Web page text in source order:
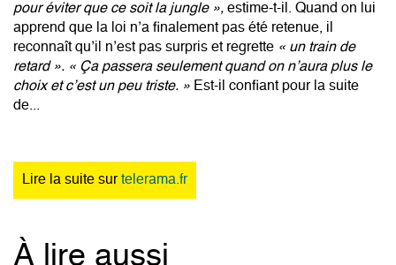
pour éviter que ce soit la jungle », estime-t-il. Quand on lui
apprend que la loi n’a finalement pas été retenue, il
reconnaît qu’il n’est pas surpris et regrette « un train de
retard ». « Ça passera seulement quand on n’aura plus le
choix et c’est un peu triste. » Est-il confiant pour la suite
de...
Lire la suite surtelerama.fr
À lire aussi